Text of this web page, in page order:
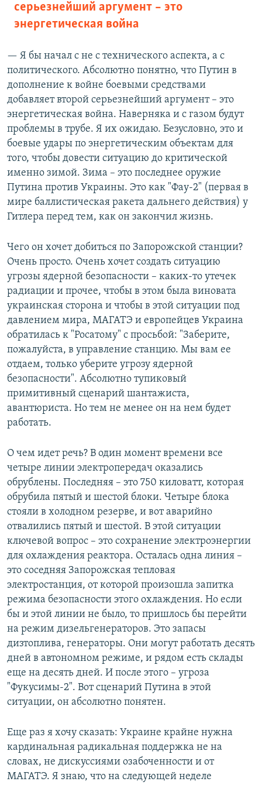
серьезнейший аргумент – это
энергетическая война
— Я бы начал с не с технического аспекта, а с
политического. Абсолютно понятно, что Путин в
дополнение к войне боевыми средствами
добавляет второй серьезнейший аргумент – это
энергетическая война. Наверняка и с газом будут
проблемы в трубе. Я их ожидаю. Безусловно, это и
боевые удары по энергетическим объектам для
того, чтобы довести ситуацию до критической
именно зимой. Зима – это последнее оружие
Путина против Украины. Это как "Фау-2" (первая в
мире баллистическая ракета дальнего действия) у
Гитлера перед тем, как он закончил жизнь.
Чего он хочет добиться по Запорожской станции?
Очень просто. Очень хочет создать ситуацию
угрозы ядерной безопасности – каких-то утечек
радиации и прочее, чтобы в этом была виновата
украинская сторона и чтобы в этой ситуации под
давлением мира, МАГАТЭ и европейцев Украина
обратилась к "Росатому" с просьбой: "Заберите,
пожалуйста, в управление станцию. Мы вам ее
отдаем, только уберите угрозу ядерной
безопасности". Абсолютно тупиковый
примитивный сценарий шантажиста,
авантюриста. Но тем не менее он на нем будет
работать.
О чем идет речь? В один момент времени все
четыре линии электропередач оказались
обрублены. Последняя – это 750 киловатт, которая
обрубила пятый и шестой блоки. Четыре блока
стояли в холодном резерве, и вот аварийно
отвалились пятый и шестой. В этой ситуации
ключевой вопрос – это сохранение электроэнергии
для охлаждения реактора. Осталась одна линия –
это соседняя Запорожская тепловая
электростанция, от которой произошла запитка
режима безопасности этого охлаждения. Но если
бы и этой линии не было, то пришлось бы перейти
на режим дизельгенераторов. Это запасы
дизтоплива, генераторы. Они могут работать десять
дней в автономном режиме, и рядом есть склады
еще на десять дней. И после этого – угроза
"Фукусимы-2". Вот сценарий Путина в этой
ситуации, он абсолютно понятен.
Еще раз я хочу сказать: Украине крайне нужна
кардинальная радикальная поддержка не на
словах, не дискуссиями озабоченности и от
МАГАТЭ. Я знаю, что на следующей неделе